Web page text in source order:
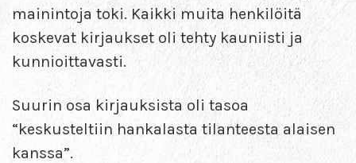
mainintoja toki. Kaikki muita henkilöitä
koskevat kirjaukset oli tehty kauniisti ja
kunnioittavasti.
Suurin osa kirjauksista oli tasoa
“keskusteltiin hankalasta tilanteesta alaisen
kanssa”.